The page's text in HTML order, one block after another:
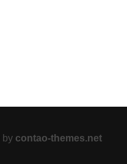
by contao-themes.net